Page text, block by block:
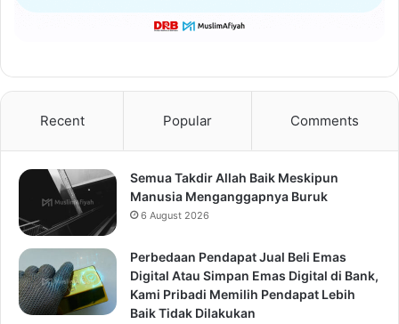
Recent Popular Comments
Semua Takdir Allah Baik Meskipun
Manusia Menganggapnya Buruk
6 August 2026
Perbedaan Pendapat Jual Beli Emas
Digital Atau Simpan Emas Digital di Bank,
Kami Pribadi Memilih Pendapat Lebih
Baik Tidak Dilakukan